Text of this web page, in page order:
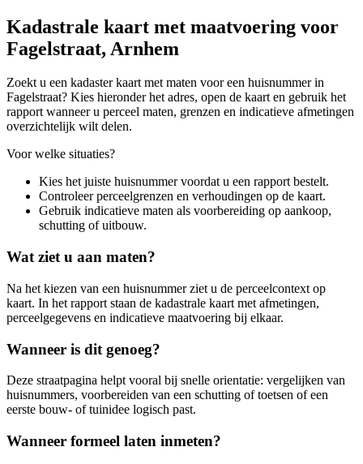
Kadastrale kaart met maatvoering voor
Fagelstraat, Arnhem
Zoekt u een kadaster kaart met maten voor een huisnummer in
Fagelstraat? Kies hieronder het adres, open de kaart en gebruik het
rapport wanneer u perceel maten, grenzen en indicatieve afmetingen
overzichtelijk wilt delen.
Voor welke situaties?
Kies het juiste huisnummer voordat u een rapport bestelt.
Controleer perceelgrenzen en verhoudingen op de kaart.
Gebruik indicatieve maten als voorbereiding op aankoop,
schutting of uitbouw.
Wat ziet u aan maten?
Na het kiezen van een huisnummer ziet u de perceelcontext op
kaart. In het rapport staan de kadastrale kaart met afmetingen,
perceelgegevens en indicatieve maatvoering bij elkaar.
Wanneer is dit genoeg?
Deze straatpagina helpt vooral bij snelle orientatie: vergelijken van
huisnummers, voorbereiden van een schutting of toetsen of een
eerste bouw- of tuinidee logisch past.
Wanneer formeel laten inmeten?